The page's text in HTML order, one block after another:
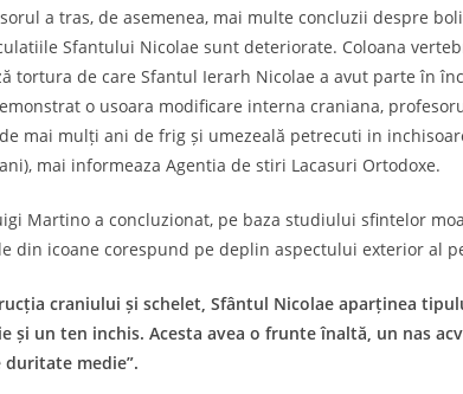
a tras, de asemenea, mai multe concluzii despre
Sfantului Nicolae sunt deteriorate. Coloana
tortura de care Sfantul Ierarh Nicolae a avut parte în
o usoara modificare interna craniana,
mai mulți ani de frig și umezeală petrecuti in
mai informeaza Agentia de stiri Lacasuri Ortodoxe.
Martino a concluzionat, pe baza studiului sfintelor
din icoane corespund pe deplin aspectului exterior al
craniului și schelet, Sfântul Nicolae aparținea
și un ten inchis. Acesta avea o frunte înaltă, un nas
medie”.